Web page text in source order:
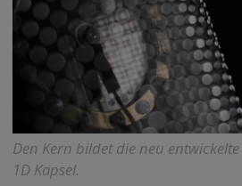
Den Kern bildet die neu
1D Kapsel.